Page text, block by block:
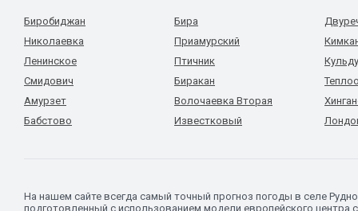
Биробиджан
Николаевка
Ленинское
Смидович
Амурзет
Бабстово
Бира
Приамурский
Птичник
Биракан
Волочаевка Вторая
Известковый
На нашем сайте всегда самый точный прогноз погоды в селе
подготовленный с использованием модели европейского центра